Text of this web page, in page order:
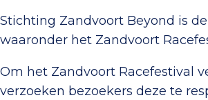
Stichting Zandvoort Beyond is
waaronder het Zandvoort
Om het Zandvoort Racefestival
verzoeken bezoekers deze te